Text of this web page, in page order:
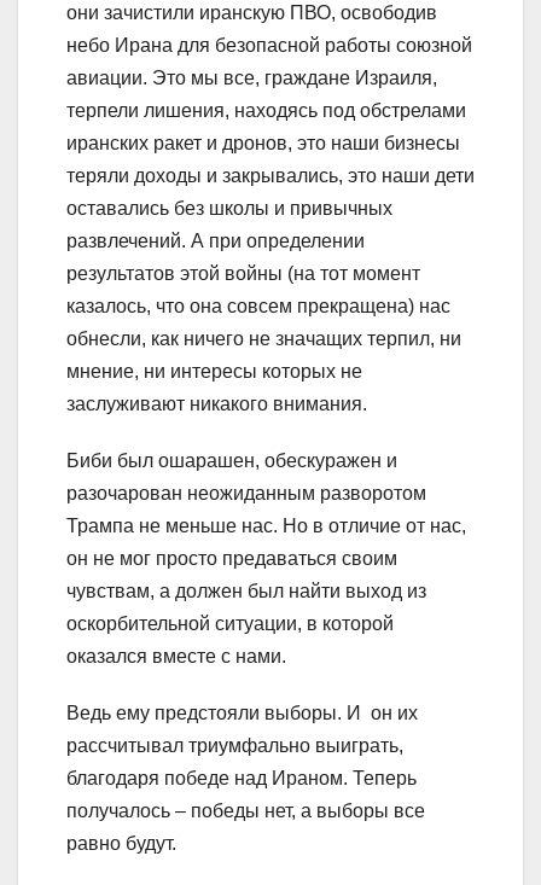
они зачистили иранскую ПВО, освободив
небо Ирана для безопасной работы союзной
авиации. Это мы все, граждане Израиля,
терпели лишения, находясь под обстрелами
иранских ракет и дронов, это наши бизнесы
теряли доходы и закрывались, это наши дети
оставались без школы и привычных
развлечений. А при определении
результатов этой войны (на тот момент
казалось, что она совсем прекращена) нас
обнесли, как ничего не значащих терпил, ни
мнение, ни интересы которых не
заслуживают никакого внимания.
Биби был ошарашен, обескуражен и
разочарован неожиданным разворотом
Трампа не меньше нас. Но в отличие от нас,
он не мог просто предаваться своим
чувствам, а должен был найти выход из
оскорбительной ситуации, в которой
оказался вместе с нами.
Ведь ему предстояли выборы. И он их
рассчитывал триумфально выиграть,
благодаря победе над Ираном. Теперь
получалось – победы нет, а выборы все
равно будут.